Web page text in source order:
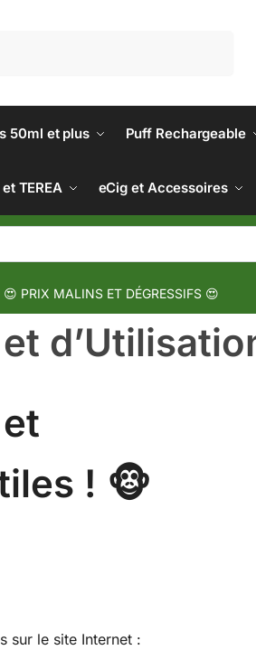
50ml et plus Puff Rechargeable
TEREA eCig et Accessoires
PRIX MALINS ET DÉGRESSIFS 😍
! 🐵
sur le site Internet :